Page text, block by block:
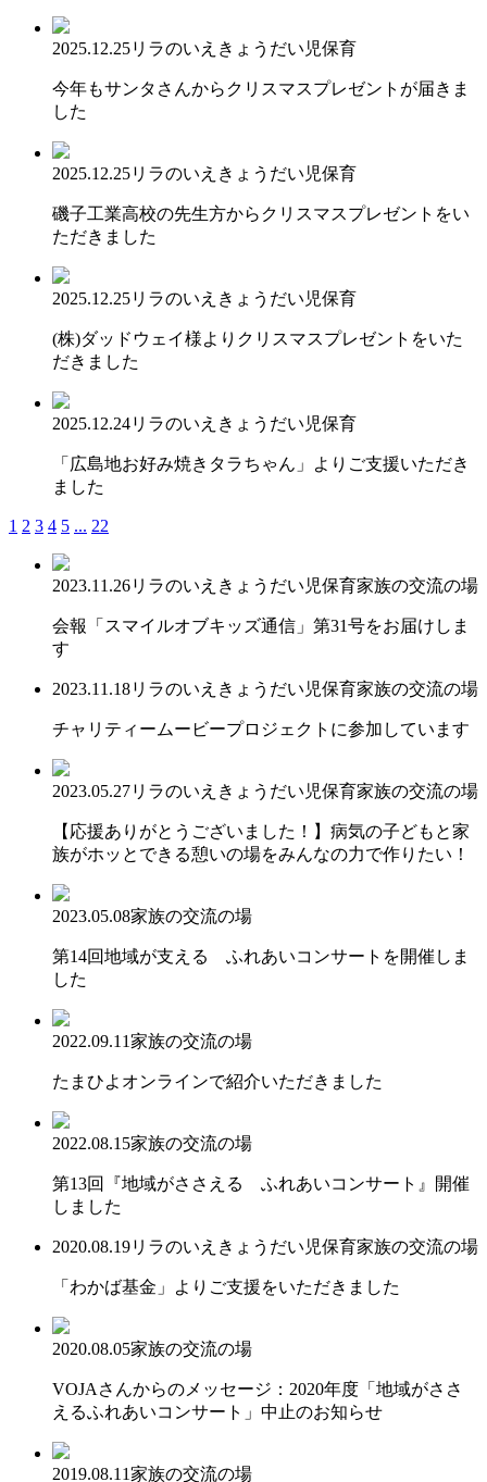
2025.12.25リラのいえ きょうだい児保育
今年もサンタさんからクリスマスプレゼントが届きま
した
2025.12.25リラのいえ きょうだい児保育
磯子工業高校の先生方からクリスマスプレゼントをい
ただきました
2025.12.25リラのいえ きょうだい児保育
(株)ダッドウェイ様よりクリスマスプレゼントをいた
だきました
2025.12.24リラのいえ きょうだい児保育
「広島地お好み焼きタラちゃん」よりご支援いただき
ました
1 2 3 4 5 ... 22
2023.11.26リラのいえ きょうだい児保育家族の交流の場
会報「スマイルオブキッズ通信」第31号をお届けしま
す
2023.11.18リラのいえ きょうだい児保育家族の交流の場
チャリティームービープロジェクトに参加しています
2023.05.27リラのいえ きょうだい児保育家族の交流の場
【応援ありがとうございました！】病気の子どもと家
族がホッとできる憩いの場をみんなの力で作りたい！
2023.05.08家族の交流の場
第14回地域が支える ふれあいコンサートを開催しま
した
2022.09.11家族の交流の場
たまひよオンラインで紹介いただきました
2022.08.15家族の交流の場
第13回『地域がささえる ふれあいコンサート』開催
しました
2020.08.19リラのいえ きょうだい児保育家族の交流の場
「わかば基金」よりご支援をいただきました
2020.08.05家族の交流の場
VOJAさんからのメッセージ：2020年度「地域がささ
えるふれあいコンサート」中止のお知らせ
2019.08.11家族の交流の場